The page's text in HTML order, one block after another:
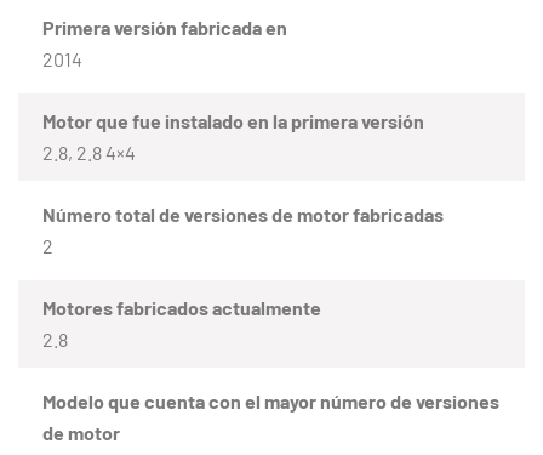
Primera versión fabricada en
2014
Motor que fue instalado en la primera versión
2.8, 2.8 4×4
Número total de versiones de motor fabricadas
2
Motores fabricados actualmente
2.8
Modelo que cuenta con el mayor número de versiones
de motor